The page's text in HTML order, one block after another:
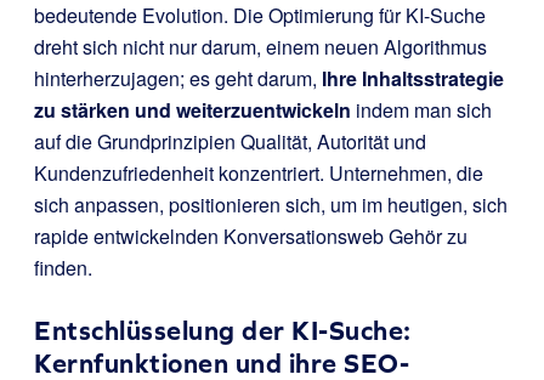
bedeutende Evolution. Die Optimierung für KI-Suche
dreht sich nicht nur darum, einem neuen Algorithmus
hinterherzujagen; es geht darum, Ihre Inhaltsstrategie
zu stärken und weiterzuentwickeln indem man sich
auf die Grundprinzipien Qualität, Autorität und
Kundenzufriedenheit konzentriert. Unternehmen, die
sich anpassen, positionieren sich, um im heutigen, sich
rapide entwickelnden Konversationsweb Gehör zu
finden.
Entschlüsselung der KI-Suche:
Kernfunktionen und ihre SEO-